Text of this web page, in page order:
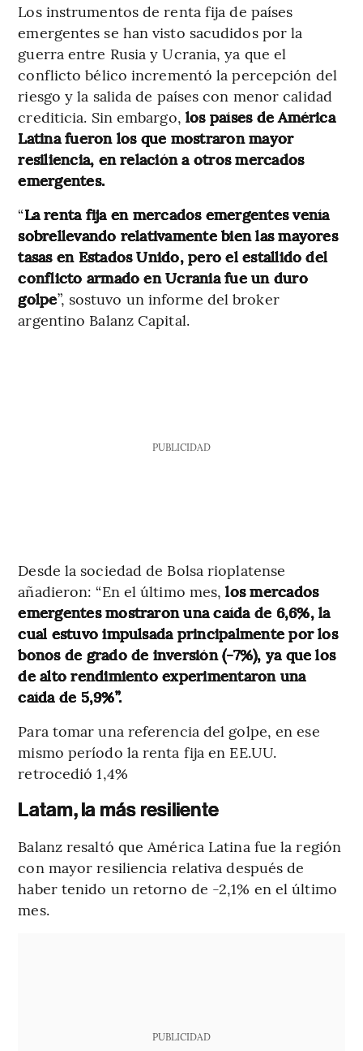
Los instrumentos de renta fija de países
emergentes se han visto sacudidos por la
guerra entre Rusia y Ucrania, ya que el
conflicto bélico incrementó la percepción del
riesgo y la salida de países con menor calidad
crediticia. Sin embargo, los países de América
Latina fueron los que mostraron mayor
resiliencia, en relación a otros mercados
emergentes.
“La renta fija en mercados emergentes venía
sobrellevando relativamente bien las mayores
tasas en Estados Unido, pero el estallido del
conflicto armado en Ucrania fue un duro
golpe”, sostuvo un informe del broker
argentino Balanz Capital.
PUBLICIDAD
Desde la sociedad de Bolsa rioplatense
añadieron: “En el último mes,los mercados
emergentes mostraron una caída de 6,6%, la
cual estuvo impulsada principalmente por los
bonos de grado de inversión (-7%), ya que los
de alto rendimiento experimentaron una
caída de 5,9%”.
Para tomar una referencia del golpe, en ese
mismo período la renta fija en EE.UU.
retrocedió 1,4%
Latam, la más resiliente
Balanz resaltó que América Latina fue la región
con mayor resiliencia relativa después de
haber tenido un retorno de -2,1% en el último
mes.
PUBLICIDAD